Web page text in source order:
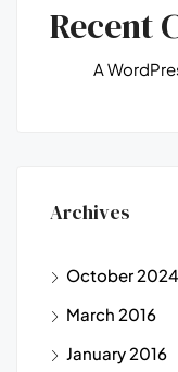
Recent
A
Archives
October 2024
March 2016
January 2016